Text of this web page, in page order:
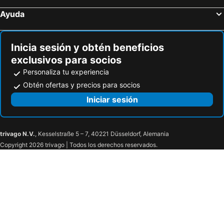
Ayuda
Inicia sesión y obtén beneficios
exclusivos para socios
Personaliza tu experiencia
Obtén ofertas y precios para socios
Iniciar sesión
trivago N.V., Kesselstraße 5 – 7, 40221 Düsseldorf, Alemania
Copyright 2026 trivago | Todos los derechos reservados.